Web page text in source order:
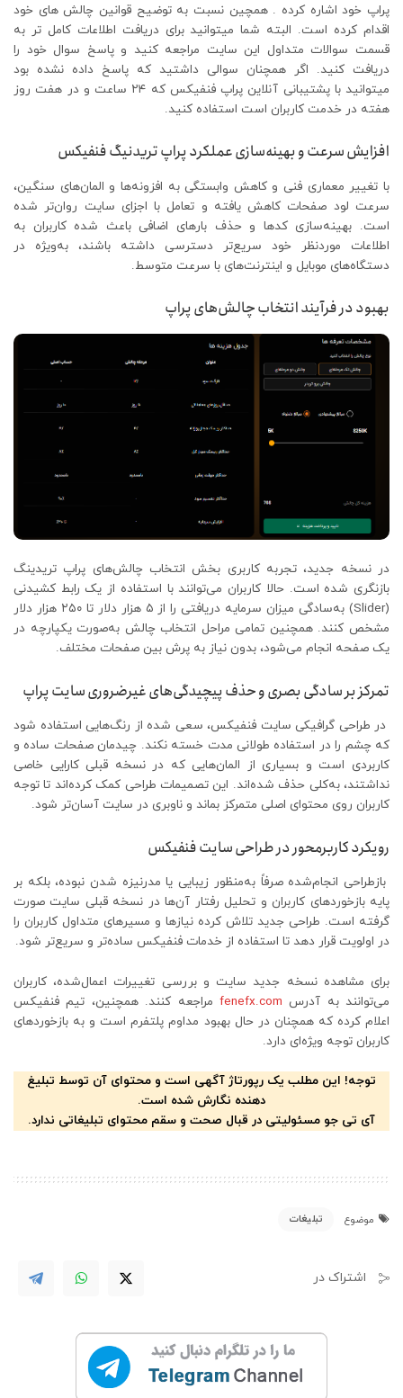
پراپ خود اشاره کرده . همچین نسبت به توضیح قوانین چالش های خود
اقدام کرده است. البته شما میتوانید برای دریافت اطلاعات کامل تر به
قسمت سوالات متداول این سایت مراجعه کنید و پاسخ سوال خود را
دریافت کنید. اگر همچنان سوالی داشتید که پاسخ داده نشده بود
میتوانید با پشتیبانی آنلاین پراپ فنفیکس که ۲۴ ساعت و در هفت روز
هفته در خدمت کاربران است استفاده کنید.
افزایش سرعت و بهینه‌سازی عملکرد پراپ تریدنیگ فنفیکس
با تغییر معماری فنی و کاهش وابستگی به افزونه‌ها و المان‌های سنگین،
سرعت لود صفحات کاهش یافته و تعامل با اجزای سایت روان‌تر شده
است. بهینه‌سازی کدها و حذف بارهای اضافی باعث شده کاربران به
اطلاعات موردنظر خود سریع‌تر دسترسی داشته باشند، به‌ویژه در
دستگاه‌های موبایل و اینترنت‌های با سرعت متوسط.
بهبود در فرآیند انتخاب چالش‌های پراپ
در نسخه جدید، تجربه کاربری بخش انتخاب چالش‌های پراپ تریدینگ
بازنگری شده است. حالا کاربران می‌توانند با استفاده از یک رابط کشیدنی
(Slider) به‌سادگی میزان سرمایه دریافتی را از ۵ هزار دلار تا ۲۵۰ هزار دلار
مشخص کنند. همچنین تمامی مراحل انتخاب چالش به‌صورت یکپارچه در
یک صفحه انجام می‌شود، بدون نیاز به پرش بین صفحات مختلف.
تمرکز بر سادگی بصری و حذف پیچیدگی‌های غیرضروری سایت پراپ
در طراحی گرافیکی سایت فنفیکس، سعی شده از رنگ‌هایی استفاده شود
که چشم را در استفاده طولانی مدت خسته نکند. چیدمان صفحات ساده و
کاربردی است و بسیاری از المان‌هایی که در نسخه قبلی کارایی خاصی
نداشتند، به‌کلی حذف شده‌اند. این تصمیمات طراحی کمک کرده‌اند تا توجه
کاربران روی محتوای اصلی متمرکز بماند و ناوبری در سایت آسان‌تر شود.
رویکرد کاربرمحور در طراحی سایت فنفیکس
بازطراحی انجام‌شده صرفاً به‌منظور زیبایی یا مدرنیزه شدن نبوده، بلکه بر
پایه بازخوردهای کاربران و تحلیل رفتار آن‌ها در نسخه قبلی سایت صورت
گرفته است. طراحی جدید تلاش کرده نیازها و مسیرهای متداول کاربران را
در اولویت قرار دهد تا استفاده از خدمات فنفیکس ساده‌تر و سریع‌تر شود.
برای مشاهده نسخه جدید سایت و بررسی تغییرات اعمال‌شده، کاربران
می‌توانند به آدرس fenefx.com مراجعه کنند. همچنین، تیم فنفیکس
اعلام کرده که همچنان در حال بهبود مداوم پلتفرم است و به بازخوردهای
کاربران توجه ویژه‌ای دارد.
توجه! این مطلب یک رپورتاژ آگهی است و محتوای آن توسط تبلیغ
دهنده نگارش شده است.
آی تی جو مسئولیتی در قبال صحت و سقم محتوای تبلیغاتی ندارد.
موضوع تبلیغات
اشتراک در